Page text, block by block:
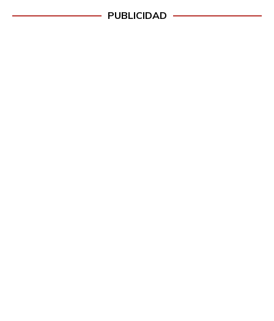
PUBLICIDAD